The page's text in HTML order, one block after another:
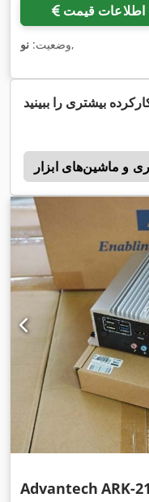
اطلاعات قیمت
وضعیت: نو ,
بیشتری را ببینید
و ماشین‌های ابزار
Advantech ARK-